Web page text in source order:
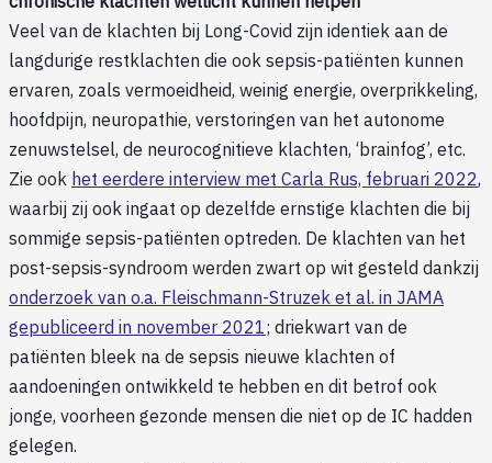
Veel van de klachten bij Long-Covid zijn identiek aan de
langdurige restklachten die ook sepsis-patiënten kunnen
ervaren, zoals vermoeidheid, weinig energie, overprikkeling,
hoofdpijn, neuropathie, verstoringen van het autonome
zenuwstelsel, de neurocognitieve klachten, ‘brainfog’, etc.
Zie ook het eerdere interview met Carla Rus, februari 2022,
waarbij zij ook ingaat op dezelfde ernstige klachten die bij
sommige sepsis-patiënten optreden. De klachten van het
post-sepsis-syndroom werden zwart op wit gesteld dankzij
onderzoek van o.a. Fleischmann-Struzek et al. in JAMA
gepubliceerd in november 2021; driekwart van de
patiënten bleek na de sepsis nieuwe klachten of
aandoeningen ontwikkeld te hebben en dit betrof ook
jonge, voorheen gezonde mensen die niet op de IC hadden
gelegen.